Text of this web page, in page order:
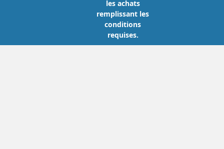
les achats
remplissant les
conditions
requises.